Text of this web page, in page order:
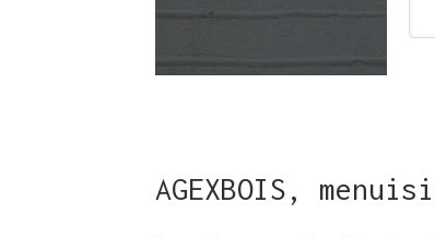
AGEXBOIS,